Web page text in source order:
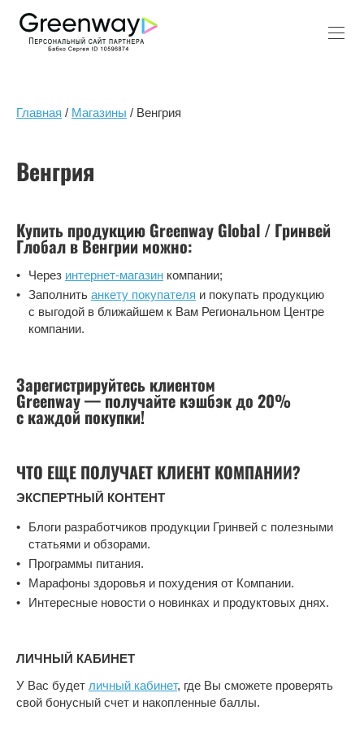
Главная / Магазины / Венгрия
Венгрия
Купить продукцию Greenway Global / Гринвей
Глобал в Венгрии можно:
Через интернет-магазин компании;
Заполнить анкету покупателя и покупать продукцию
с выгодой в ближайшем к Вам Региональном Центре
компании.
Зарегистрируйтесь клиентом
Greenway — получайте кэшбэк до 20%
с каждой покупки!
ЧТО ЕЩЕ ПОЛУЧАЕТ КЛИЕНТ КОМПАНИИ?
ЭКСПЕРТНЫЙ КОНТЕНТ
Блоги разработчиков продукции Гринвей с полезными
статьями и обзорами.
Программы питания.
Марафоны здоровья и похудения от Компании.
Интересные новости о новинках и продуктовых днях.
ЛИЧНЫЙ КАБИНЕТ
У Вас будет личный кабинет, где Вы сможете проверять
свой бонусный счет и накопленные баллы.